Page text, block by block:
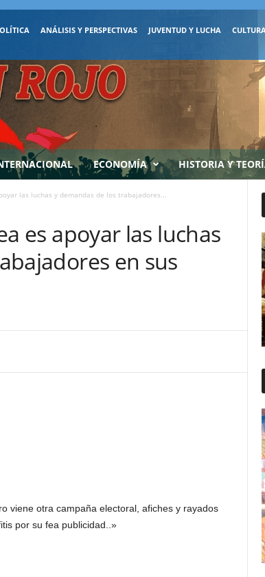
ANÁLISIS Y PERSPECTIVAS JUVENTUD Y LUCHA
ECONOMÍA HISTORIA Y
las luchas y demandas de los trabajadores...
es apoyar las luchas
en sus
viene otra campaña electoral, afiches y rayados
por su fea publicidad..»